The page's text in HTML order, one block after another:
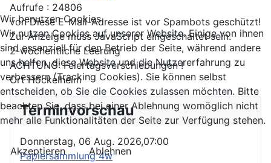
Aufrufe : 24806
vonDiese E-Mail-Adresse ist vor Spambots geschützt!
Zur Anzeige muss JavaScript eingeschaltet sein.
2-wöchentliche Leerung
ACHTUNG: Feiertagsverschiebungen !
OrtHöckelheim
Terminvorschau
Donnerstag, 06 Aug. 2026,07:00
Papiersammlung 4w
Wir benutzen Cookies
Wir nutzen Cookies auf unserer Website. Einige von ihnen
sind essenziell für den Betrieb der Seite, während andere
uns helfen, diese Website und die Nutzererfahrung zu
verbessern (Tracking Cookies). Sie können selbst
entscheiden, ob Sie die Cookies zulassen möchten. Bitte
beachten Sie, dass bei einer Ablehnung womöglich nicht
mehr alle Funktionalitäten der Seite zur Verfügung stehen.
Akzeptieren
Ablehnen